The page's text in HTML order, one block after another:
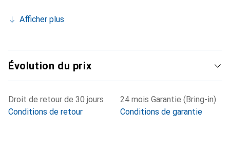
Afficher plus
Évolution du prix
Droit de retour de 30 jours
Conditions de retour
24 mois Garantie (Bring-in)
Conditions de garantie